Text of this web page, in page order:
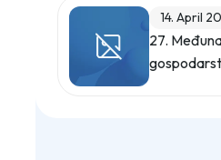
Gora"
14. April
27.